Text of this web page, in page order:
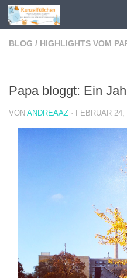
Zum Inhalt springen
BLOG / HIGHLIGHTS VOM
Papa bloggt: Ein
VON ANDREAAZ · FEBRUAR 24,